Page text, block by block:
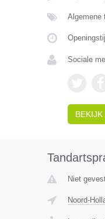
Algemene
Sociale
BEKIJK
Niet
Noord-